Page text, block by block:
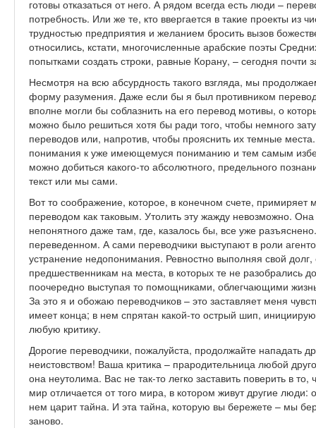
готовы отказаться от него. А рядом всегда есть люди –
потребность. Или же те, кто ввергается в такие проекты из
трудностью предприятия и желанием бросить вызов
относились, кстати, многочисленные арабские поэты
попытками создать строки, равные Корану, – сегодня почти
Несмотря на всю абсурдность такого взгляда, мы
форму разумения. Даже если бы я был противником
вполне могли бы соблазнить на его перевод мотивы, о
можно было решиться хотя бы ради того, чтобы немного
переводов или, напротив, чтобы прояснить их темные
понимания к уже имеющемуся пониманию и тем самым
можно добиться какого-то абсолютного, предельного
текст или мы сами.
Вот то соображение, которое, в конечном счете,
переводом как таковым. Утолить эту жажду невозможно. Она
непонятного даже там, где, казалось бы, все уже
переведенном. А сами переводчики выступают в роли
устранение недопонимания. Ревностно выполняя свой
предшественникам на места, в которых те не разобрались
поочередно выступая то помощниками, облегчающими
За это я и обожаю переводчиков – это заставляет меня
имеет конца; в нем спрятан какой-то острый шип,
любую критику.
Дорогие переводчики, пожалуйста, продолжайте нападать
неистовством! Ваша критика – прародительница любой
она неутолима. Вас не так-то легко заставить поверить в
мир отличается от того мира, в котором живут другие люди:
нем царит тайна. И эта тайна, которую вы бережете – мы
заново.